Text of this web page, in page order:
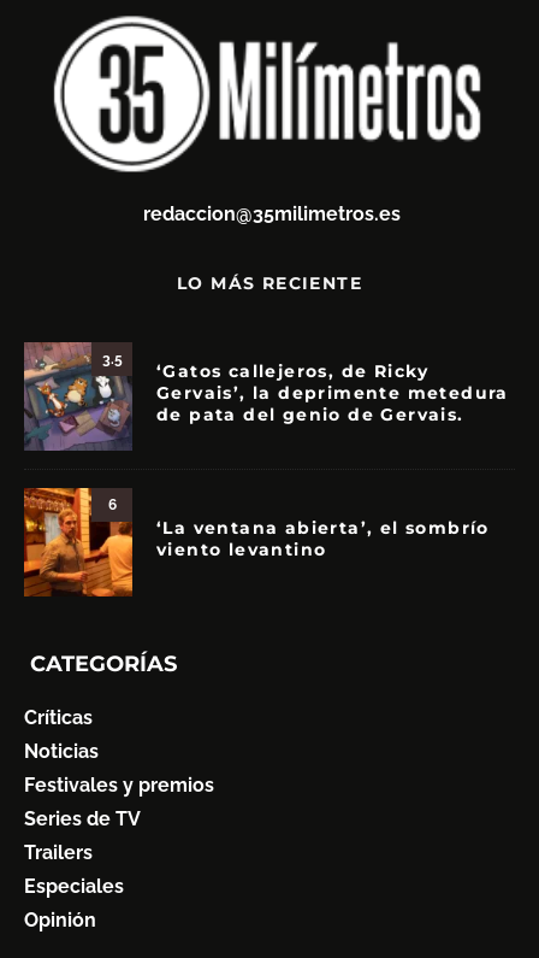
redaccion@35milimetros.es
LO MÁS RECIENTE
3.5
‘Gatos callejeros, de Ricky
Gervais’, la deprimente metedura
de pata del genio de Gervais.
6
‘La ventana abierta’, el sombrío
viento levantino
CATEGORÍAS
Críticas
Noticias
Festivales y premios
Series de TV
Trailers
Especiales
Opinión